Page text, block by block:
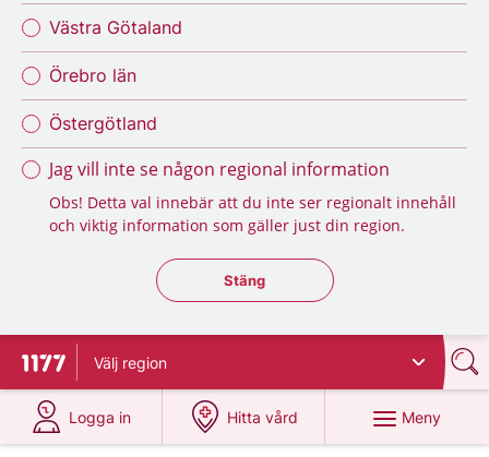
Västra Götaland
Örebro län
Östergötland
Jag vill inte se någon regional information
Obs! Detta val innebär att du inte ser regionalt innehåll
och viktig information som gäller just din region.
Stäng regionsväljaren
Stäng
Till startsidan för 1177
Välj region
Logga in
på 1177.se
Hitta vård
på 1177.se
Meny